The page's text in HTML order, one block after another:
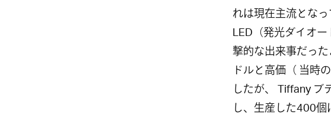
れは現在主流とな
LED（発光ダイオ
撃的な出来事だっ
ドルと高価（ 当時
したが、 Tiffany
し、生産した400個